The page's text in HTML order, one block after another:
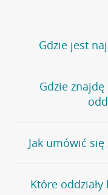
Gdzie jest
Jeśli szukasz
stronęPlacówki i
wygodna
oddziałów
Gdzie
Bank Credit Agricole
telefonu do placówki
umówienia się z
Jak umówić
Jeśli jesteś już naszym
klientemmożesz
Które oddziały